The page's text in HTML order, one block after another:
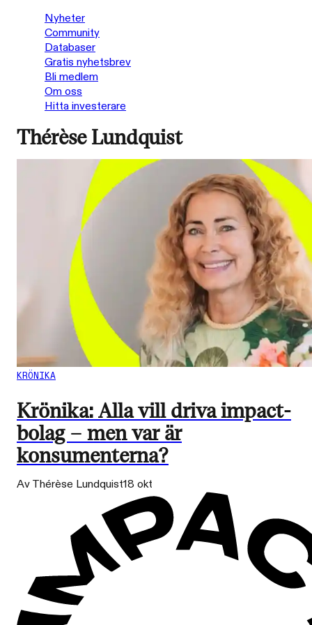
Nyheter
Community
Databaser
Gratis nyhetsbrev
Bli medlem
Om oss
Hitta investerare
Thérèse Lundquist
KRÖNIKA
Krönika: Alla vill driva impact-
bolag – men var är
konsumenterna?
Av Thérèse Lundquist18 okt